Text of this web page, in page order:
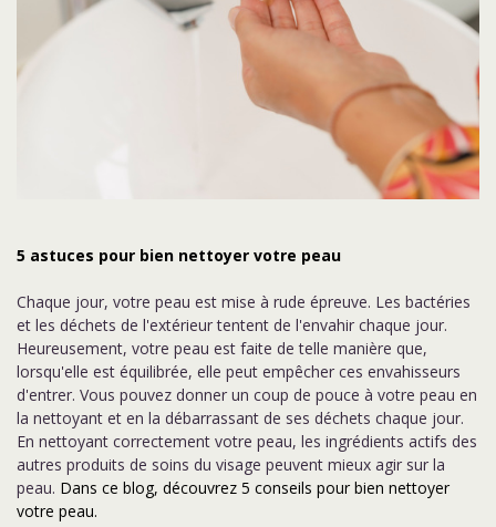
5 astuces pour bien nettoyer votre peau
Chaque jour, votre peau est mise à rude épreuve. Les bactéries
et les déchets de l'extérieur tentent de l'envahir chaque jour.
Heureusement, votre peau est faite de telle manière que,
lorsqu'elle est équilibrée, elle peut empêcher ces envahisseurs
d'entrer. Vous pouvez donner un coup de pouce à votre peau en
la nettoyant et en la débarrassant de ses déchets chaque jour.
En nettoyant correctement votre peau, les ingrédients actifs des
autres produits de soins du visage peuvent mieux agir sur la
peau. Dans ce blog, découvrez 5 conseils pour bien nettoyer
votre peau.